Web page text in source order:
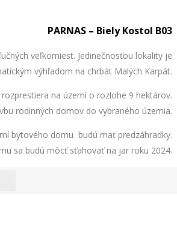
PARNAS – Biely Kostol B03
veľkomiest. Jedinečnosťou lokality je
výhľadom na chrbát Malých Karpát.
na území o rozlohe 9 hektárov.
rodinných domov do vybraného územia.
bytového domu budú mať predzáhradky.
sa budú môcť sťahovať na jar roku 2024.